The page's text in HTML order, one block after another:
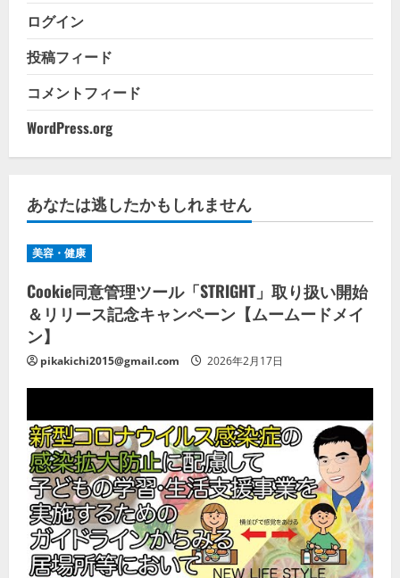
ログイン
投稿フィード
コメントフィード
WordPress.org
あなたは逃したかもしれません
美容・健康
Cookie同意管理ツール「STRIGHT」取り扱い開始
＆リリース記念キャンペーン【ムームードメイ
ン】
pikakichi2015@gmail.com 2026年2月17日